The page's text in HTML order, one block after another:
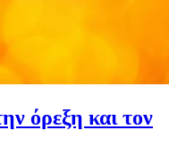
όρεξη και τον